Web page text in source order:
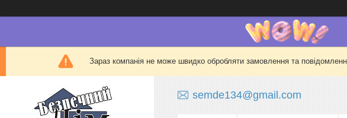
Зараз компанія не може швидко обробляти замовлення та
semde134@gmail.com